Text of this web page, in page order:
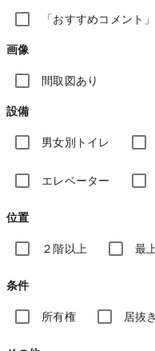
「おすすめコメント
画像
間取図あり
設備
男女別トイレ
エレベーター
位置
２階以上 最
条件
所有権 居抜き